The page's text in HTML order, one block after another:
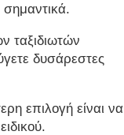
σημαντικά.
ταξιδιωτών
δυσάρεστες
επιλογή είναι να